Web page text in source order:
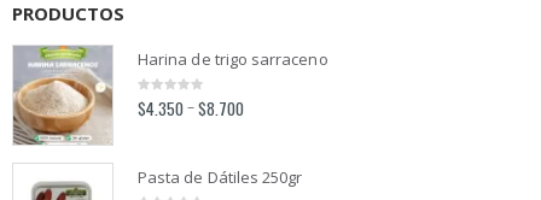
PRODUCTOS
Harina de trigo sarraceno
0
out
$4.350–$8.700
Pasta de Dátiles 250gr